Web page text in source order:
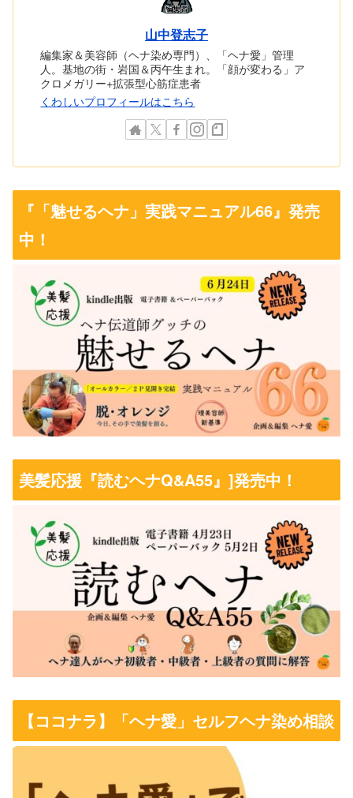
山中登志子
編集家＆美容師（ヘナ染め専門）、「ヘナ愛」管理
人。基地の街・岩国＆丙午生まれ。「顔が変わる」ア
クロメガリー+拡張型心筋症患者
くわしいプロフィールはこちら
『「魅せるヘナ」実践マニュアル66』発売
中！
美髪応援『読むヘナQ&A55』]発売中！
【ココナラ】「ヘナ愛」セルフヘナ染め相談